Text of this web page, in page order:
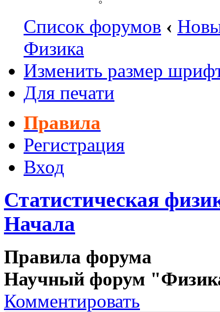
Список форумов ‹
Физика
Изменить размер
Для печати
Правила
Регистрация
Вход
Статистическая
Начала
Правила форума
Научный форум
Комментировать